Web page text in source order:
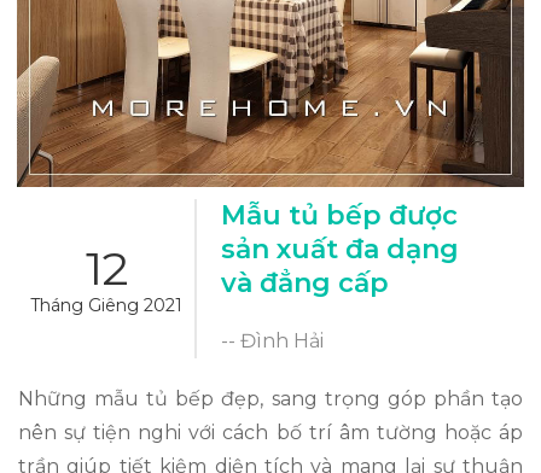
12
Tháng Giêng 2021
Mẫu tủ bếp được
sản xuất đa dạng
và đẳng cấp
-- Đình Hải
Những mẫu tủ bếp đẹp, sang trọng góp phần tạo
nên sự tiện nghi với cách bố trí âm tường hoặc áp
trần giúp tiết kiệm diện tích và mang lại sự thuận